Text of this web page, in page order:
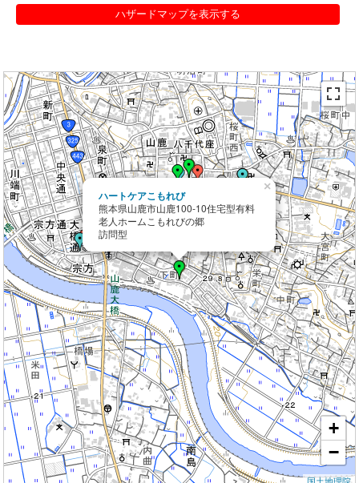
ハザードマップを表示する
ハートケアこもれび
熊本県山鹿市山鹿100-10住宅型有料
老人ホームこもれびの郷
訪問型
×
+
−
国土地理院